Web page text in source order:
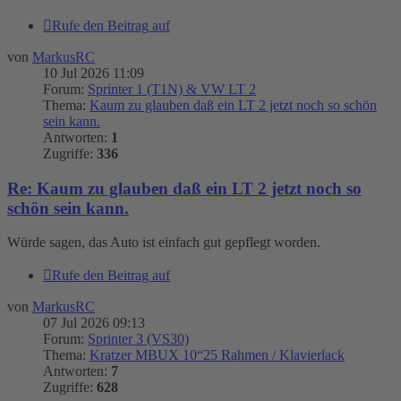
Rufe den Beitrag auf
von MarkusRC
10 Jul 2026 11:09
Forum: Sprinter 1 (T1N) & VW LT 2
Thema: Kaum zu glauben daß ein LT 2 jetzt noch so schön
sein kann.
Antworten: 1
Zugriffe: 336
Re: Kaum zu glauben daß ein LT 2 jetzt noch so
schön sein kann.
Würde sagen, das Auto ist einfach gut gepflegt worden.
Rufe den Beitrag auf
von MarkusRC
07 Jul 2026 09:13
Forum: Sprinter 3 (VS30)
Thema: Kratzer MBUX 10“25 Rahmen / Klavierlack
Antworten: 7
Zugriffe: 628